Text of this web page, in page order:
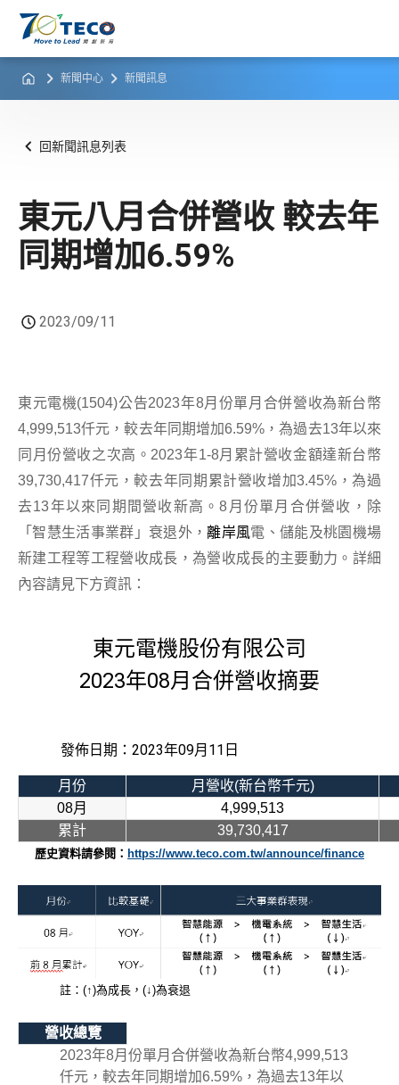
新聞中心 新聞訊息
回新聞訊息列表
東元八月合併營收 較去年
同期增加6.59%
2023/09/11
東元電機(1504)公告2023年8月份單月合併營收為新台幣
4,999,513仟元，較去年同期增加6.59%，為過去13年以來
同月份營收之次高。2023年1-8月累計營收金額達新台幣
39,730,417仟元，較去年同期累計營收增加3.45%，為過
去13年以來同期間營收新高。8月份單月合併營收，除
「智慧生活事業群」衰退外，離岸風電、儲能及桃園機場
新建工程等工程營收成長，為營收成長的主要動力。詳細
內容請見下方資訊：
東元電機股份有限公司
2023年08月合併營收摘要
發佈日期：2023年09月11日
月份
月營收(新台幣千元)
08月
4,999,513
累計
39,730,417
歷史資料請參閱： https://www.teco.com.tw/announce/finance
註：(↑)為成長，(↓)為衰退
營收總覽
2023年8月份單月合併營收為新台幣4,999,513
仟元，較去年同期增加6.59%，為過去13年以